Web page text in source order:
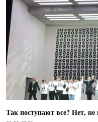
Так поступают все? Нет, не